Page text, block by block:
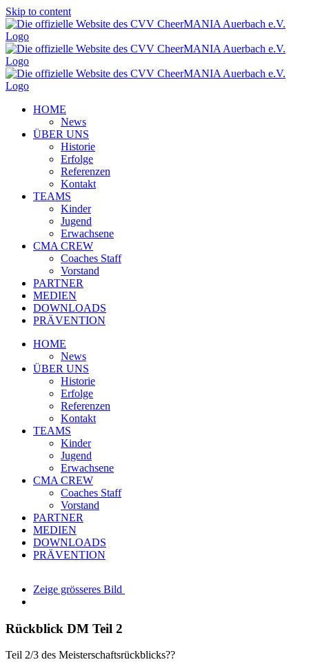
Skip to content
HOME
News
ÜBER UNS
Historie
Erfolge
Referenzen
Kontakt
TEAMS
Kinder
Jugend
Erwachsene
CMA CREW
Coaches Staff
Vorstand
PARTNER
MEDIEN
DOWNLOADS
PRÄVENTION
HOME
News
ÜBER UNS
Historie
Erfolge
Referenzen
Kontakt
TEAMS
Kinder
Jugend
Erwachsene
CMA CREW
Coaches Staff
Vorstand
PARTNER
MEDIEN
DOWNLOADS
PRÄVENTION
Zeige grösseres Bild
Rückblick DM Teil 2
Teil 2/3 des Meisterschaftsrückblicks??